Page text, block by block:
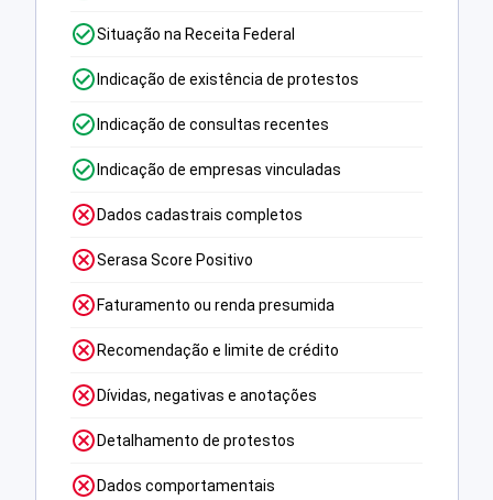
Situação na Receita Federal
Indicação de existência de protestos
Indicação de consultas recentes
Indicação de empresas vinculadas
Dados cadastrais completos
Serasa Score Positivo
Faturamento ou renda presumida
Recomendação e limite de crédito
Dívidas, negativas e anotações
Detalhamento de protestos
Dados comportamentais